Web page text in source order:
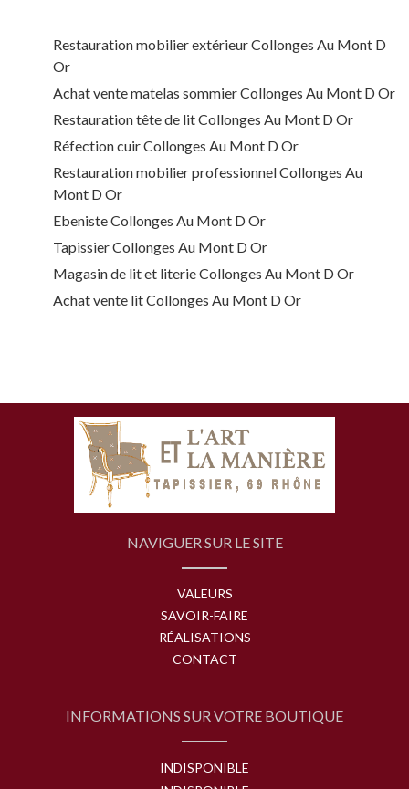
Restauration mobilier extérieur Collonges Au Mont D
Or
Achat vente matelas sommier Collonges Au Mont D Or
Restauration tête de lit Collonges Au Mont D Or
Réfection cuir Collonges Au Mont D Or
Restauration mobilier professionnel Collonges Au
Mont D Or
Ebeniste Collonges Au Mont D Or
Tapissier Collonges Au Mont D Or
Magasin de lit et literie Collonges Au Mont D Or
Achat vente lit Collonges Au Mont D Or
NAVIGUER SUR LE SITE
VALEURS
SAVOIR-FAIRE
RÉALISATIONS
CONTACT
INFORMATIONS SUR VOTRE BOUTIQUE
INDISPONIBLE